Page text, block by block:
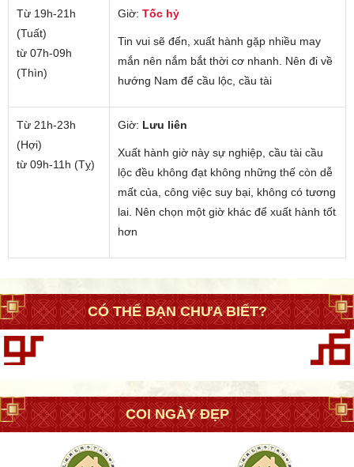
Từ 19h-21h
(Tuất)
từ 07h-09h
(Thìn)
Giờ: Tốc hỷ
Tin vui sẽ đến, xuất hành gặp nhiều may
mắn nên nắm bắt thời cơ nhanh. Nên đi về
hướng Nam để cầu lộc, cầu tài
Từ 21h-23h
(Hợi)
từ 09h-11h (Tỵ)
Giờ: Lưu liên
Xuất hành giờ này sự nghiệp, cầu tài cầu
lộc đều không đạt không những thế còn dễ
mất của, công việc suy bại, không có tương
lai. Nên chọn một giờ khác để xuất hành tốt
hơn
CÓ THỂ BẠN CHƯA BIẾT?
COI NGÀY ĐẸP